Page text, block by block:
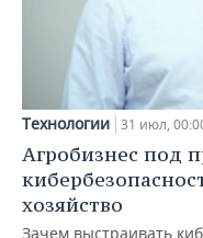
Технологии 31 июл,
Агробизнес под
хозяйство
Зачем выстраивать